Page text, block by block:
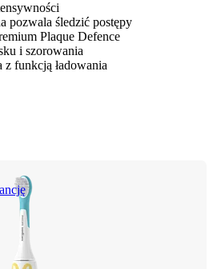
pozwala śledzić postępy
Plaque Defence
i szorowania
funkcją ładowania